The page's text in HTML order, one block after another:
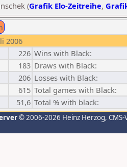
(Grafik Elo-Zeitreihe,
2006
226 Wins with Black:
183 Draws with Black:
206 Losses with Black:
615 Total games with Black:
51,6 Total % with black:
© 2006-2026 Heinz Herzog,